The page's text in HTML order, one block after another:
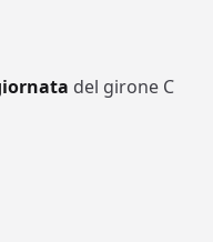
del girone C